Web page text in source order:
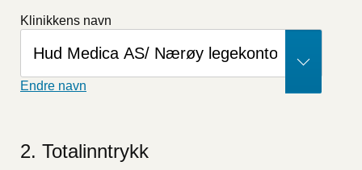
Klinikkens navn
Endre navn
Totalinntrykk